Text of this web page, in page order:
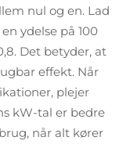
nul og en. Lad
ydelse på 100
Det betyder, at
effekt. Når
plejer
kW-tal er bedre
når alt kører